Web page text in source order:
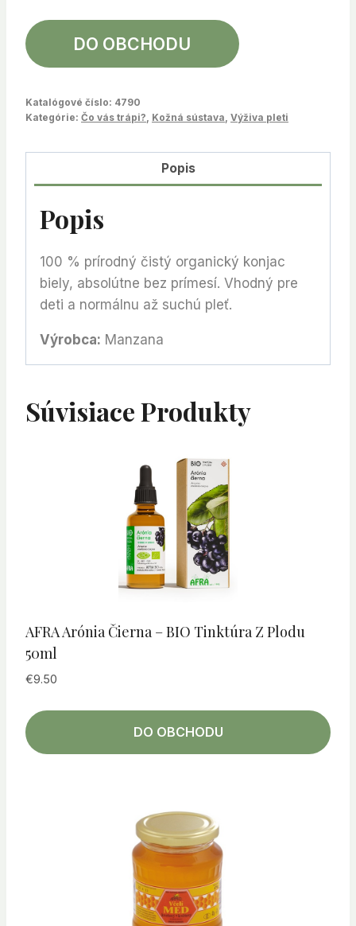
DO OBCHODU
Katalógové číslo: 4790
Kategórie: Čo vás trápi? Kožná sústava Výživa pleti
Popis
Popis
100 % prírodný čistý organický konjac
biely, absolútne bez prímesí. Vhodný pre
deti a normálnu až suchú pleť.
Výrobca: Manzana
Súvisiace Produkty
AFRA Arónia Čierna – BIO Tinktúra Z Plodu
50ml
€9.50
DO OBCHODU